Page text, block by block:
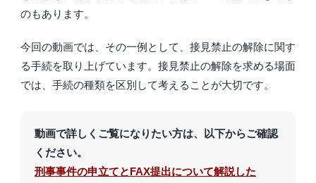
のもあります。
今回の動画では、その一例として、接見禁止の解除に関す
る手続を取り上げています。接見禁止の解除を求める場面
では、手続の種類を区別して考えることが大切です。
動画で詳しくご覧になりたい方は、以下からご確認
ください。
刑事事件の申立てとFAX提出について解説した